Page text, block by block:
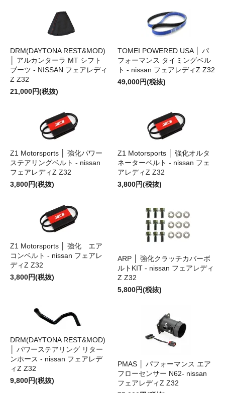
DRM(DAYTONA REST&MOD)
│ アルカンターラ MT シフト
ブーツ - NISSAN フェアレディ
Z Z32
21,000円(税抜)
TOMEI POWERED USA │ パ
フォーマンス タイミングベル
ト - nissan フェアレディZ Z32
49,000円(税抜)
Z1 Motorsports │ 強化パワー
ステアリングベルト - nissan
フェアレディZ Z32
3,800円(税抜)
Z1 Motorsports │ 強化オルタ
ネーターベルト - nissan フェ
アレディZ Z32
3,800円(税抜)
Z1 Motorsports │ 強化 エア
コンベルト - nissan フェアレ
ディZ Z32
3,800円(税抜)
ARP │ 強化クラッチカバーボ
ルトKIT - nissan フェアレディ
Z Z32
5,800円(税抜)
DRM(DAYTONA REST&MOD)
│ パワーステアリング リター
ンホース - nissan フェアレデ
ィZ Z32
9,800円(税抜)
PMAS │ パフォーマンス エア
フローセンサー N62- nissan
フェアレディZ Z32